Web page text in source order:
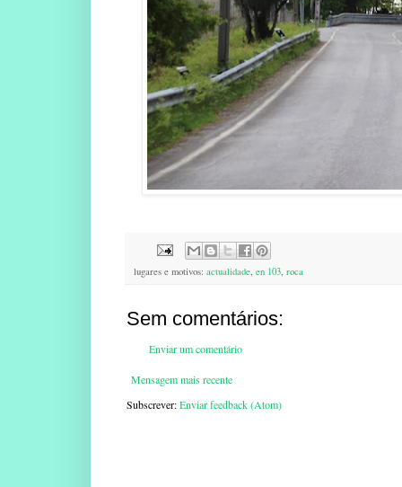
lugares e motivos: actualidade, en 103, roca
Sem comentários:
Enviar um comentário
Mensagem mais recente
Subscrever:Enviar feedback (Atom)